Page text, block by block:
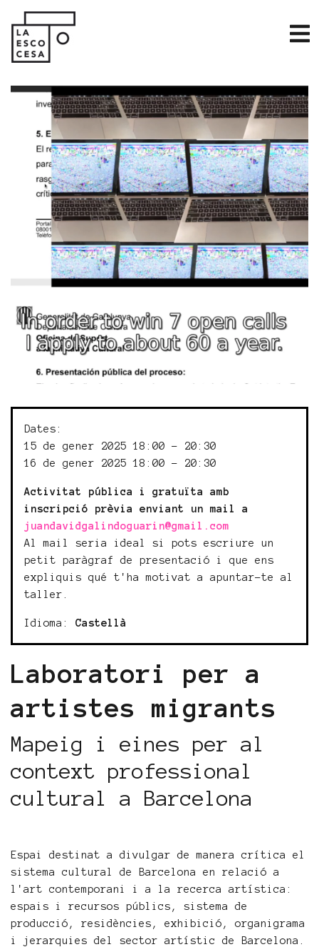
Dates:
15 de gener 2025 18:00 - 20:30
16 de gener 2025 18:00 - 20:30
Activitat pública i gratuïta amb
inscripció prèvia enviant un mail a
juandavidgalindoguarin@gmail.com
Al mail seria ideal si pots escriure un
petit paràgraf de presentació i que ens
expliquis qué t'ha motivat a apuntar-te al
taller.
Idioma: Castellà
Laboratori per a
artistes migrants
Mapeig i eines per al
context professional
cultural a Barcelona
Espai destinat a divulgar de manera crítica el
sistema cultural de Barcelona en relació a
l'art contemporani i a la recerca artística:
espais i recursos públics, sistema de
producció, residències, exhibició, organigrama
i jerarquies del sector artístic de Barcelona.